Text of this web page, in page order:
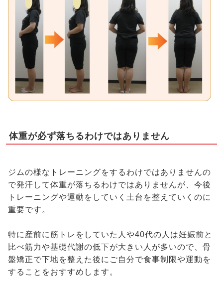
体重が必ず落ちるわけではありません
ジムの様なトレーニングをするわけではありませんの
で発汗して体重が落ちるわけではありませんが、今後
トレーニングや運動をしていく土台を整えていくのに
重要です。
特に産前に筋トレをしていた人や40代の人は妊娠前と
比べ筋力や基礎代謝の低下が大きい人が多いので、骨
盤矯正で下地を整えた後にご自分で食事制限や運動を
することをおすすめします。